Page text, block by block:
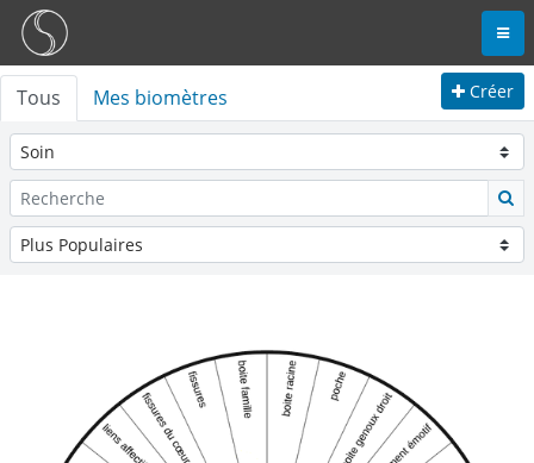
Tous Mes biomètres Créer